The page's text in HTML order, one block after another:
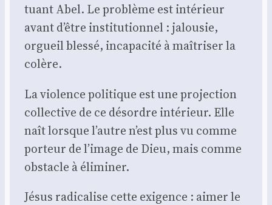
tuant Abel. Le pro­blème est inté­rieur
avant d’être ins­ti­tu­tion­nel : jalou­sie,
orgueil bles­sé, inca­pa­ci­té à maî­tri­ser la
colère.
La vio­lence poli­tique est une pro­jec­tion
col­lec­tive de ce désordre inté­rieur. Elle
naît lorsque l’autre n’est plus vu comme
por­teur de l’image de Dieu, mais comme
obs­tacle à éli­mi­ner.
Jésus radi­ca­lise cette exi­gence : aimer le